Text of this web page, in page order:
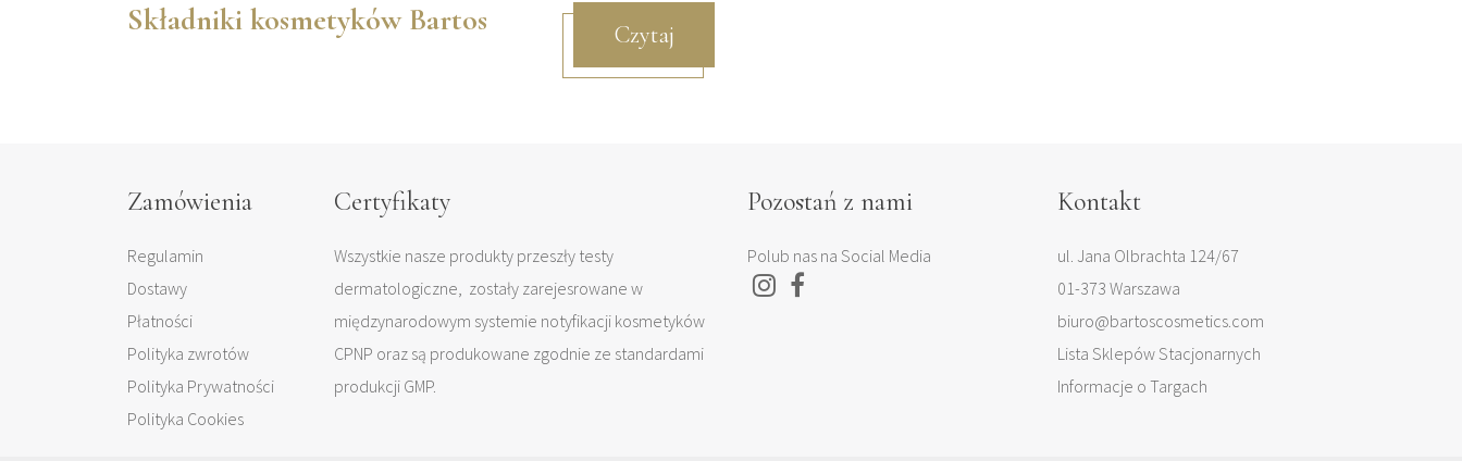
Składniki kosmetyków Bartos Czytaj
Zamówienia
Regulamin
Dostawy
Płatności
Polityka zwrotów
Polityka Prywatności
Polityka Cookies
Certyfikaty
Wszystkie nasze produkty przeszły testy
dermatologiczne, zostały zarejesrowane w
międzynarodowym systemie notyfikacji kosmetyków
CPNP oraz są produkowane zgodnie ze standardami
produkcji GMP.
Pozostań z nami
Polub nas na Social Media
Kontakt
ul. Jana Olbrachta 124/67
01-373 Warszawa
biuro@bartoscosmetics.com
Lista Sklepów Stacjonarnych
Informacje o Targach